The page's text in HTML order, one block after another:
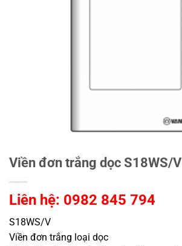
Viền đơn trắng dọc S18WS/V
Liên hệ: 0982 845 794
S18WS/V
Viền đơn trắng loại dọc